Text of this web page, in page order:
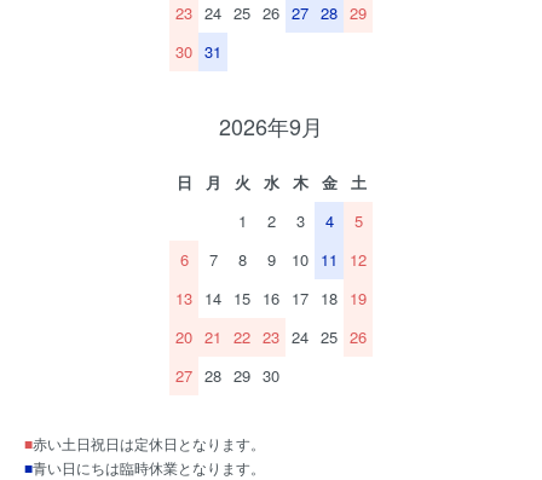
23 24 25 26 27 28 29
30 31
2026年9月
日 月 火 水 木 金
土
1
2 3 4
5
6
7 8 9 10 11
12
13 14 15 16 17 18 19
20 21 22 23 24 25 26
27 28 29 30
■赤い土日祝日は定休日となります。
■青い日にちは臨時休業となります。